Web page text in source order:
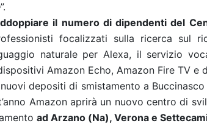
”.
il numero di dipendenti del
focalizzati sulla ricerca sul
naturale per Alexa, il servizio
Amazon Echo, Amazon Fire TV e
depositi di smistamento a
Amazon aprirà un nuovo centro di
ad Arzano (Na), Verona e